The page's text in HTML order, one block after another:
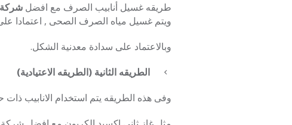
طريقه غسيل أنابيب الصرف مع افضل شركة
ويتم غسيل مياه الصرف الصحى , اعتمادا
وبالاعتماد على سدادة معدنية الشكل.
الطريقه الثانية (الطريقه الاعتيادية)
وفى هذه الطريقه يتم استخدام الانابيب